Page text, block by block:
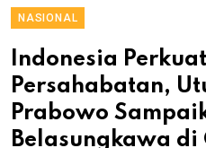
NASIONAL
Indonesia
Persahabatan,
Prabowo
Belasungkawa